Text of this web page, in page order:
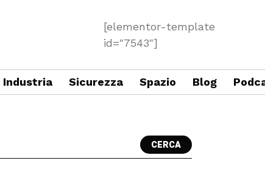
[elementor-template
id="7543"]
Industria Sicurezza Spazio Blog
CERCA